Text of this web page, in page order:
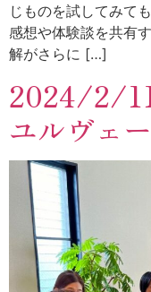
じものを試してみて
感想や体験談を共有
解がさらに […]
2024/2/
ユルヴェ